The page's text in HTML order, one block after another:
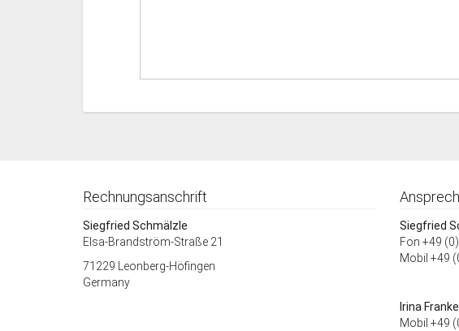
Rechnungsanschrift
Siegfried Schmälzle
Elsa-Brandström-Straße 21
71229 Leonberg-Höfingen
Germany
Siegfried
Fon +49
Mobil +49
Irina Franke
Mobil +49